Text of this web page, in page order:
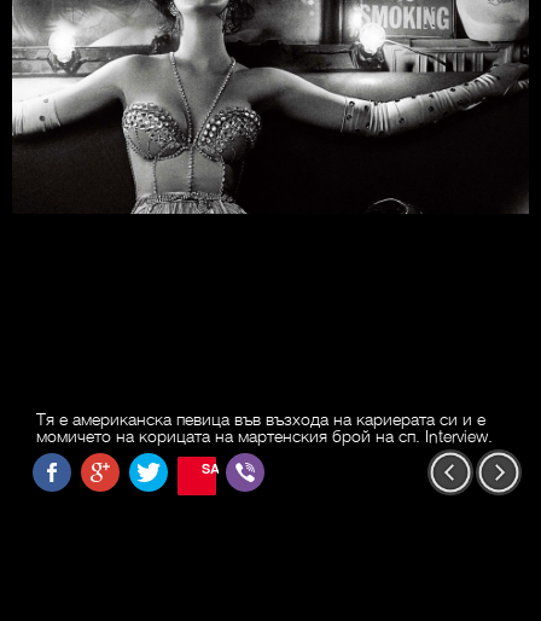
Тя е американска певица във възхода на кариерата си и е
момичето на корицата на мартенския брой на сп. Interview.
SAVE